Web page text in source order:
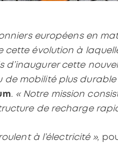
européens en
cette évolution à
d’inaugurer cette
de mobilité plus durable
. « Notre mission
de recharge
à l’électricité »,